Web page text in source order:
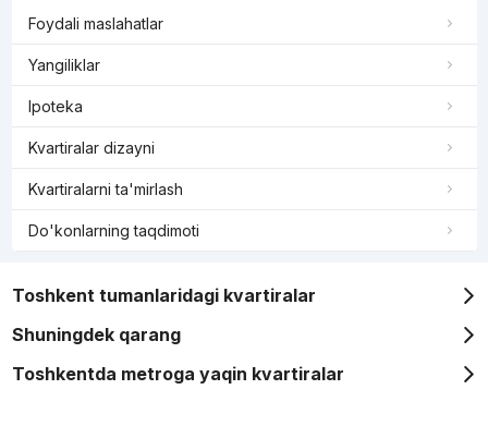
Foydali maslahatlar
Yangiliklar
Ipoteka
Kvartiralar dizayni
Kvartiralarni ta'mirlash
Do'konlarning taqdimoti
Toshkent tumanlaridagi kvartiralar
Shuningdek qarang
Toshkentda metroga yaqin kvartiralar